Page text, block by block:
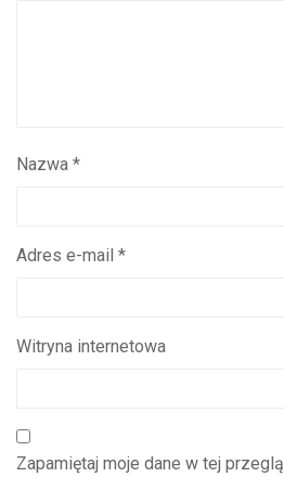
Nazwa *
Adres e-mail *
Witryna internetowa
Zapamiętaj moje dane w tej